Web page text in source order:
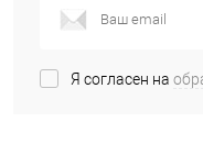
Я согласен на